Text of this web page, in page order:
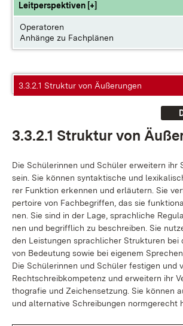
Leitperspektiven [+]
Operatoren
Anhänge zu Fachplänen
3.3.2.1 Struktur von Äußerungen
3.3.2.1 Struk­tur von
Die Schü­le­rin­nen und Schü­ler er­wei­tern ihr
sein. Sie kön­nen syn­tak­ti­sche und
rer Funk­ti­on er­ken­nen und er­läu­tern. Sie
per­toire von Fach­be­grif­fen, das sie
nen. Sie sind in der La­ge, sprach­li­che
nen und be­griff­lich zu be­schrei­ben. Sie
den Leis­tun­gen sprach­li­cher Struk­tu­ren bei
von Be­deu­tung so­wie bei ei­ge­nem
Die Schü­le­rin­nen und Schü­ler fes­ti­gen und
Recht­schreib­kom­pe­tenz und er­wei­tern ihr
tho­gra­fie und Zei­chen­set­zung. Sie kön­nen
und al­ter­na­ti­ve Schrei­bun­gen norm­ge­recht